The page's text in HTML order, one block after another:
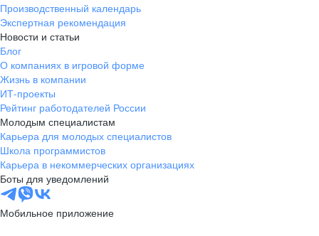
Производственный календарь
Экспертная рекомендация
Новости и статьи
Блог
О компаниях в игровой форме
Жизнь в компании
ИТ-проекты
Рейтинг работодателей России
Молодым специалистам
Карьера для молодых специалистов
Школа программистов
Карьера в некоммерческих организациях
Боты для уведомлений
Мобильное приложение